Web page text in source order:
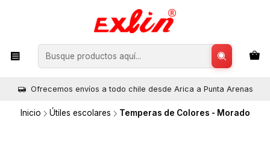
Ofrecemos envíos a todo chile desde Arica a Punta Arenas
Inicio Útiles escolares Temperas de Colores - Morado